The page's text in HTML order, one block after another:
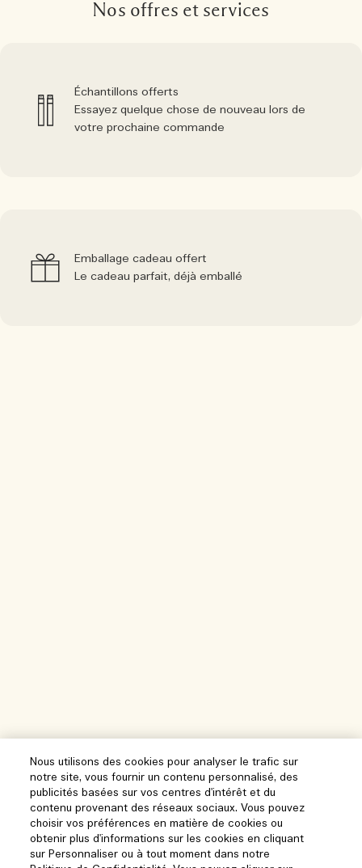
Nos offres et services
Échantillons offerts
Essayez quelque chose de nouveau lors de
votre prochaine commande
Emballage cadeau offert
Le cadeau parfait, déjà emballé
Nous utilisons des cookies pour analyser le trafic sur
notre site, vous fournir un contenu personnalisé, des
publicités basées sur vos centres d'intérêt et du
contenu provenant des réseaux sociaux. Vous pouvez
choisir vos préférences en matière de cookies ou
obtenir plus d'informations sur les cookies en cliquant
sur Personnaliser ou à tout moment dans notre